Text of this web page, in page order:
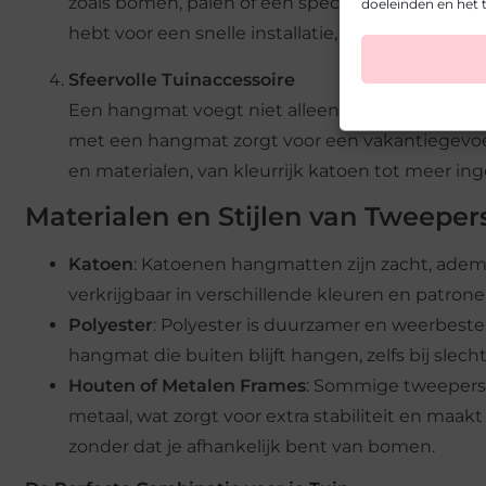
hebt voor een snelle installatie, zodat je snel
Sfeervolle Tuinaccessoire
Een hangmat voegt niet alleen comfort toe
met een hangmat zorgt voor een
en materialen, van kleurrijk katoen tot meer
Materialen en Stijlen van
Katoen: Katoenen hangmatten zijn zacht,
verkrijgbaar in verschillende kleuren en
Polyester: Polyester is duurzamer en
hangmat die buiten blijft hangen, zelfs bij
Houten of Metalen Frames: Sommige
metaal, wat zorgt voor extra stabiliteit en
zonder dat je afhankelijk bent van bomen.